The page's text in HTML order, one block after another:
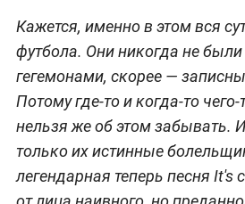
Кажется, именно в этом вся
футбола. Они никогда не
гегемонами, скорее —
Потому где-то и когда-то
нельзя же об этом забывать.
только их истинные
легендарная теперь песня It's